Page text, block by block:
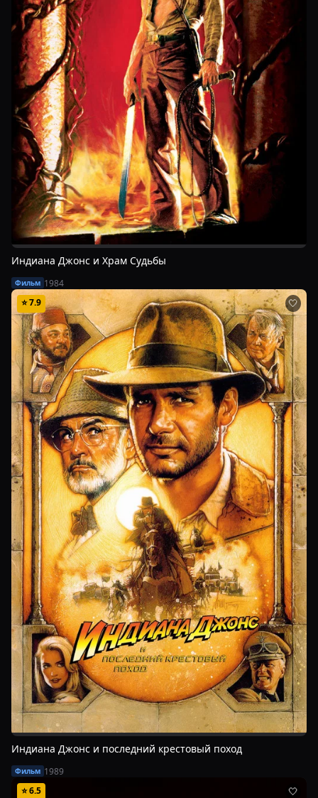
Индиана Джонс и Храм Судьбы
Фильм 1984
⭐7.9 🤍
Индиана Джонс и последний крестовый поход
Фильм 1989
⭐6.5 🤍